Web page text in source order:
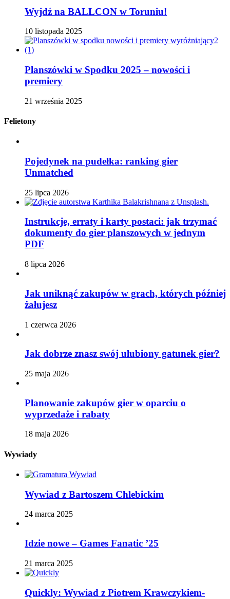
Wyjdź na BALLCON w Toruniu!
10 listopada 2025
Planszówki w Spodku 2025 – nowości i
premiery
21 września 2025
Felietony
Pojedynek na pudełka: ranking gier
Unmatched
25 lipca 2026
Instrukcje, erraty i karty postaci: jak trzymać
dokumenty do gier planszowych w jednym
PDF
8 lipca 2026
Jak uniknąć zakupów w grach, których później
żałujesz
1 czerwca 2026
Jak dobrze znasz swój ulubiony gatunek gier?
25 maja 2026
Planowanie zakupów gier w oparciu o
wyprzedaże i rabaty
18 maja 2026
Wywiady
Wywiad z Bartoszem Chlebickim
24 marca 2025
Idzie nowe – Games Fanatic ’25
21 marca 2025
Quickly: Wywiad z Piotrem Krawczykiem-